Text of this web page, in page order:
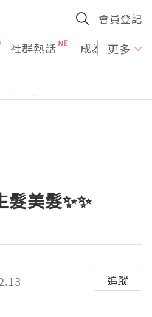
會員登記
社群熱話 成為U更多
髮美髮✨✨
追蹤